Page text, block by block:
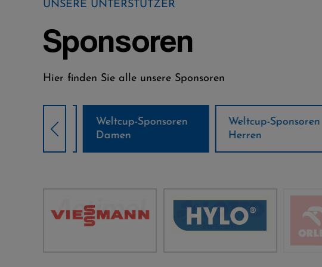
UNSERE UNTERSTÜTZER
Sponsoren
Hier finden Sie alle unsere Sponsoren
Weltcup-Sponsoren
Damen
Weltcup-Sponsoren
Herren